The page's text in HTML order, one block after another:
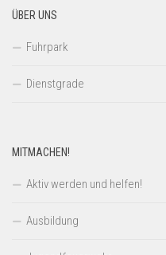
ÜBER UNS
Fuhrpark
Dienstgrade
MITMACHEN!
Aktiv werden und helfen!
Ausbildung